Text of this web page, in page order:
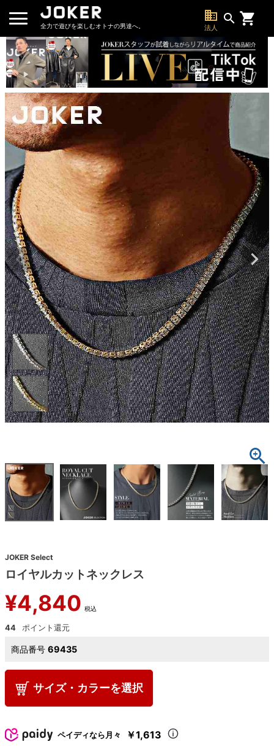
全力で遊びを楽しむオトナの男達へ。
business
法人
search
JOKER Select
ロイヤルカットネックレス
¥4,840 税込
44
商品番号 69435
サイズ・カラーを選択
ペイディなら月々 ￥1,613